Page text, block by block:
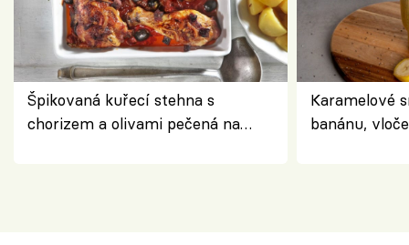
Špikovaná kuřecí stehna s
chorizem a olivami pečená na
Karamelové
banánu,